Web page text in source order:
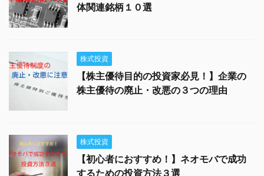
体関連銘柄１０選
株式投資
【株主優待目的の投資家必見！】企業の
株主優待の廃止・改悪の３つの理由
株式投資
【初心者におすすめ！】ネオモバで成功
するための投資方法３選